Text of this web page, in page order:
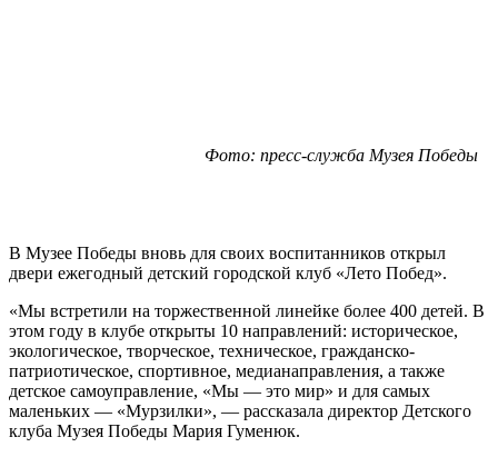
Фото: пресс-служба Музея Победы
В Музее Победы вновь для своих воспитанников открыл
двери ежегодный детский городской клуб «Лето Побед».
«Мы встретили на торжественной линейке более 400 детей. В
этом году в клубе открыты 10 направлений: историческое,
экологическое, творческое, техническое, гражданско-
патриотическое, спортивное, медианаправления, а также
детское самоуправление, «Мы — это мир» и для самых
маленьких — «Мурзилки», — рассказала директор Детского
клуба Музея Победы Мария Гуменюк.